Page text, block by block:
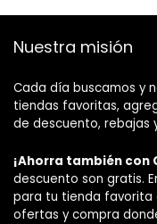
Nuestra misión
Cada día buscamos y
tiendas favoritas,
de descuento, rebajas
¡Ahorra también con
descuento son gratis.
para tu tienda favorita
ofertas y compra